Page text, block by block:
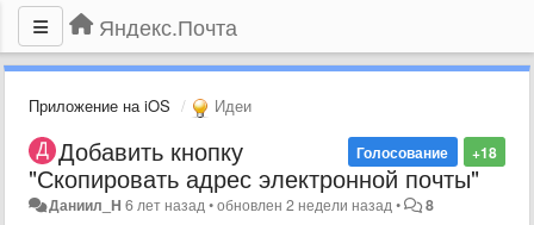
Яндекс.Почта
Приложение на iOS Идеи
+18
Голосование
Добавить кнопку
"Скопировать адрес электронной почты"
Даниил_H 6 лет назад •обновлен2 недели назад • 8